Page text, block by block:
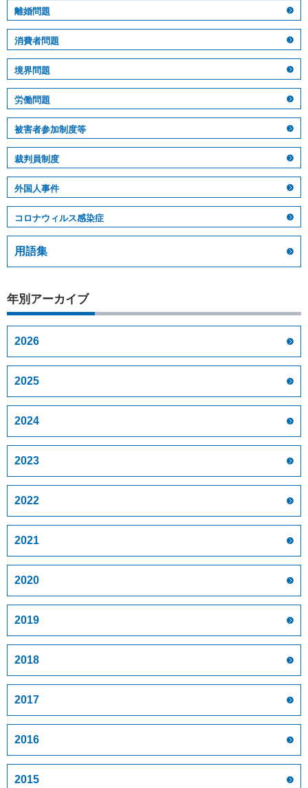
離婚問題
消費者問題
境界問題
労働問題
被害者参加制度等
裁判員制度
外国人事件
コロナウィルス感染症
用語集
年別アーカイブ
2026
2025
2024
2023
2022
2021
2020
2019
2018
2017
2016
2015